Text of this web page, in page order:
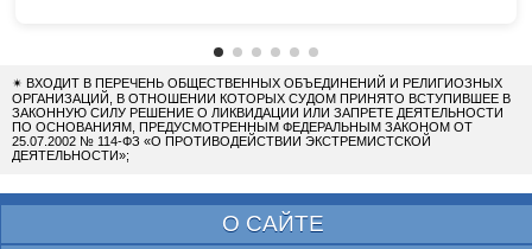
✴ ВХОДИТ В ПЕРЕЧЕНЬ ОБЩЕСТВЕННЫХ ОБЪЕДИНЕНИЙ И РЕЛИГИОЗНЫХ
ОРГАНИЗАЦИЙ, В ОТНОШЕНИИ КОТОРЫХ СУДОМ ПРИНЯТО ВСТУПИВШЕЕ В
ЗАКОННУЮ СИЛУ РЕШЕНИЕ О ЛИКВИДАЦИИ ИЛИ ЗАПРЕТЕ ДЕЯТЕЛЬНОСТИ
ПО ОСНОВАНИЯМ, ПРЕДУСМОТРЕННЫМ ФЕДЕРАЛЬНЫМ ЗАКОНОМ ОТ
25.07.2002 № 114-ФЗ «О ПРОТИВОДЕЙСТВИИ ЭКСТРЕМИСТСКОЙ
ДЕЯТЕЛЬНОСТИ»;
О САЙТЕ